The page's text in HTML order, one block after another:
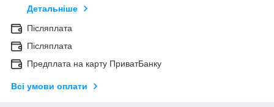
Детальніше
Післяплата
Післяплата
Предплата на карту ПриватБанку
Всі умови оплати